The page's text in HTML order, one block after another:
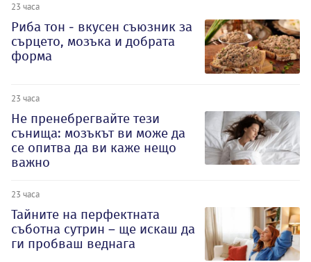
23 часа
Риба тон - вкусен съюзник за
сърцето, мозъка и добрата
форма
23 часа
Не пренебрегвайте тези
сънища: мозъкът ви може да
се опитва да ви каже нещо
важно
23 часа
Тайните на перфектната
съботна сутрин – ще искаш да
ги пробваш веднага